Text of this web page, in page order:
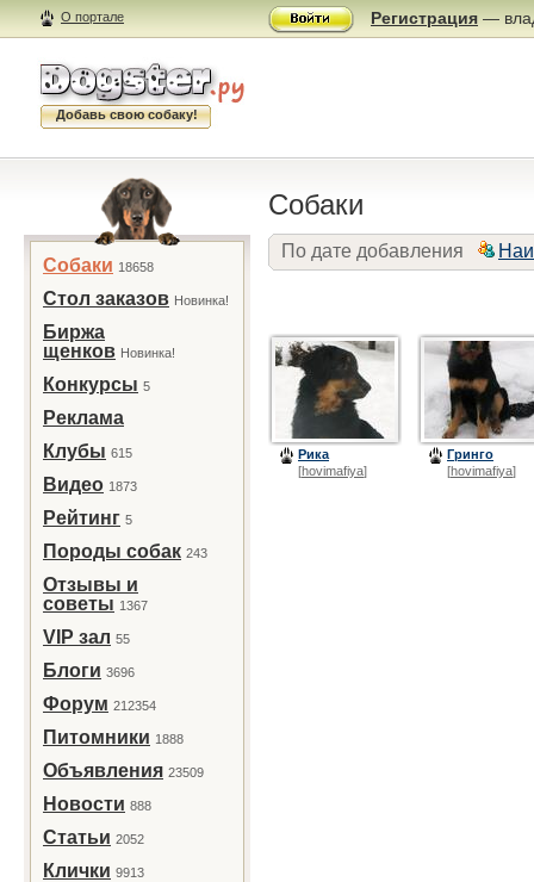
О портале Регистрация —
Добавь свою собаку!
Собаки 18658
Стол заказов Новинка!
Биржа
щенков Новинка!
Конкурсы 5
Реклама
Клубы 615
Видео 1873
Рейтинг 5
Породы собак 243
Отзывы и
советы 1367
VIP зал 55
Блоги 3696
Форум 212354
Питомники 1888
Объявления 23509
Новости 888
Статьи 2052
Клички 9913
Собаки
По дате добавления
Рика
[hovimafiya]
Гринго
[hovimafiya]